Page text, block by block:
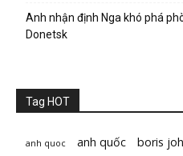
Anh nhận định Nga khó phá
Donetsk
Tag HOT
anh quoc anh quốc boris